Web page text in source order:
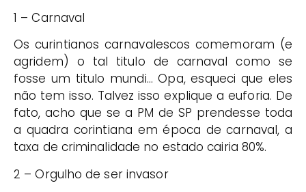
1 – Carnaval
Os curintianos carnavalescos comemoram (e
agridem) o tal titulo de carnaval como se
fosse um titulo mundi… Opa, esqueci que eles
não tem isso. Talvez isso explique a euforia. De
fato, acho que se a PM de SP prendesse toda
a quadra corintiana em época de carnaval, a
taxa de criminalidade no estado cairia 80%.
2 – Orgulho de ser invasor